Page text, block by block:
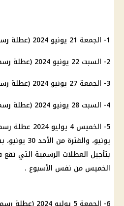
1- الجمعة 21 يونيو 2024 (عطلة رسمية براتب كامل)
2- السبت 22 يونيو 2024 (عطلة رسمية براتب كامل)
3- الجمعة 27 يونيو 2024 (عطلة رسمية براتب كامل)
4- السبت 28 يونيو 2024 (عطلة رسمية براتب كامل)
يونيو،
بتأجيل العطلات الرسمية التي
الخميس من نفس الأسبوع .